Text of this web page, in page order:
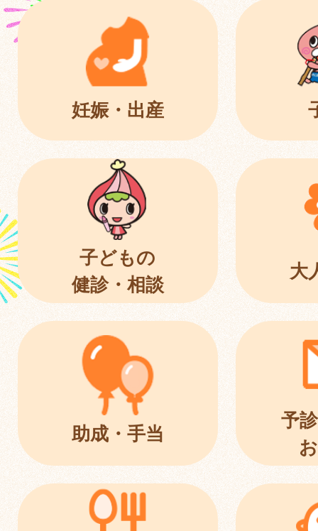
妊娠・出産
子どもの
健診・相談
大
助成・手当
予